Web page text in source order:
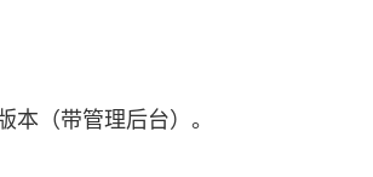
本（带管理后台）。